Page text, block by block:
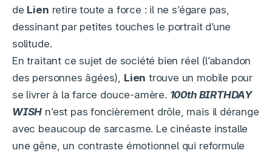
de Lien retire toute a force : il ne s’égare pas,
dessinant par petites touches le portrait d’une
solitude.
En traitant ce sujet de société bien réel (l’abandon
des personnes âgées), Lien trouve un mobile pour
se livrer à la farce douce-amère. 100th BIRTHDAY
WISH n’est pas foncièrement drôle, mais il dérange
avec beaucoup de sarcasme. Le cinéaste installe
une gêne, un contraste émotionnel qui reformule